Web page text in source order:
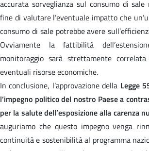
accurata sorveglianza sul consumo di sale
fine di valutare l’eventuale impatto che
consumo di sale potrebbe avere
Ovviamente la fattibilità
monitoraggio sarà strettamente
eventuali risorse economiche.
In conclusione, l’approvazione della Legge
l’impegno politico del nostro Paese a
per la salute dell’esposizione alla carenza
auguriamo che questo impegno venga
continuità e sostenibilità al programma